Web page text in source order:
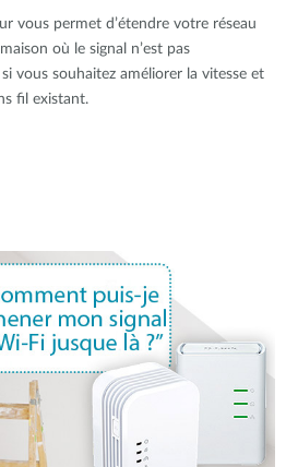
vous permet d’étendre votre réseau
où le signal n’est pas
vous souhaitez améliorer la vitesse et
fil existant.